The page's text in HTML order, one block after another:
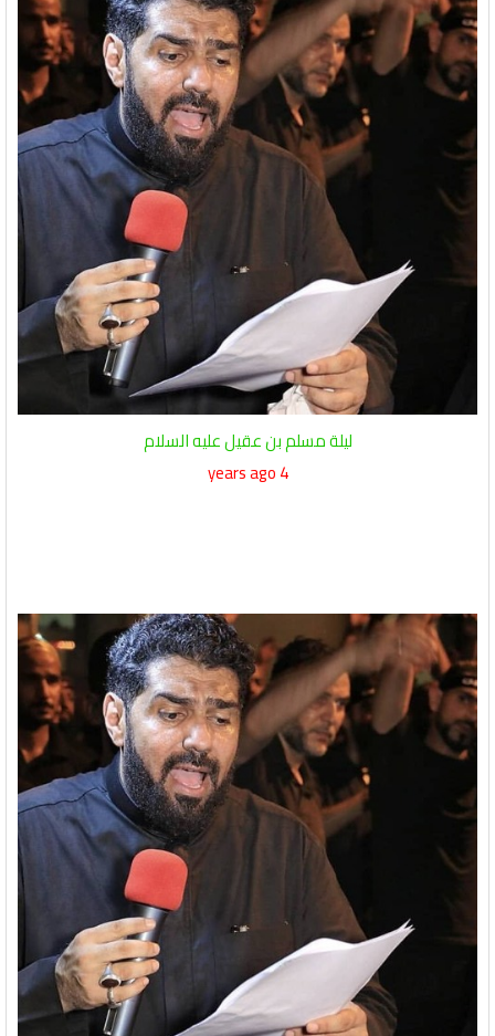
ليلة مسلم بن عقيل عليه السلام
4 years ago